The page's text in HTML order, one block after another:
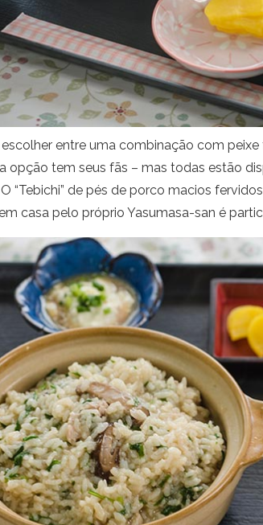
entre uma combinação com peixe
opção tem seus fãs – mas todas estão
“Tebichi” de pés de porco macios
casa pelo próprio Yasumasa-san é